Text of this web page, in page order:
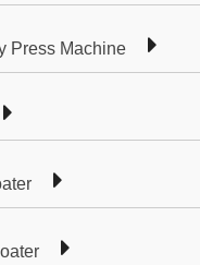
Press Machine